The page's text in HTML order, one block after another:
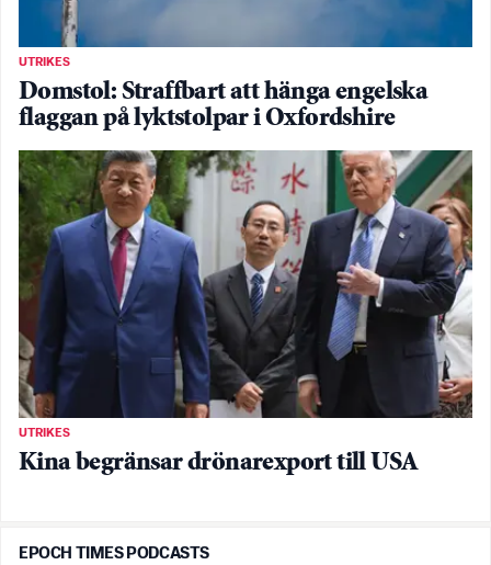
UTRIKES
Domstol: Straffbart att hänga engelska
flaggan på lyktstolpar i Oxfordshire
UTRIKES
Kina begränsar drönarexport till USA
EPOCH TIMES PODCASTS